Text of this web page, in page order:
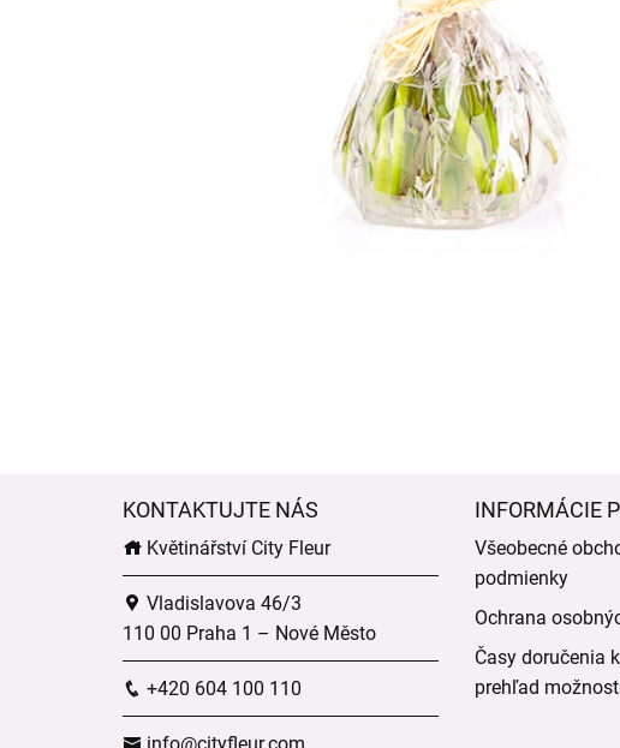
KONTAKTUJTE NÁS
Květinářství City Fleur
Vladislavova 46/3
110 00 Praha 1 – Nové Město
+420 604 100 110
INFORMÁCIE
Všeobecné
podmienky
Ochrana
Časy doručenia
prehľad